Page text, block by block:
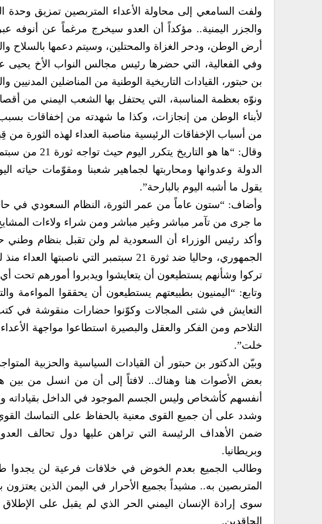
ولفت السامعي إلى محاولة الأعداء المتربصين تمزيق وحدة
والجزر اليمنية.. مؤكداً أن العدو سيخرج مرغماً عن
أرض الوطن، ودحر الغزاة والمحتلين، وسيتم دعمها بالسلاح
وفي الفعالية، التي حضرها رئيس مجالس النواب الأخ يحيى
بن حبتور، القيادات التاريخية الوطنية من المناضلين
لأبناء الوطن من إنجازات، وكذا ما شهدته من إخفاقات
من أسباب الإخفاقات الرئيسية مناصبة العداء لهذه الثورة من
وقال: “ها هو
الدولة وعدوانها ومحاربتها لجماهير شعبنا ومقوّمات
يقول ما أشبه اليوم بالبارحة”.
وأضاف: “ستون عاماً من عمر الثورة، النظام السعودي في
ما جرى من تآمر مباشر وغير مباشر ومن شراء ولاءات المشايخ
وأكد رئيس الوزراء أن السعودية لم ولن تقبل بنظام
الجمهوري، وحاليا ضد ثورة 21 سبتمبر
تركوا وشأنهم يستطيعون أن يتعايشوا ويدبروا أمورهم تحت
وتابع: “اليمنيون بطبيعتهم يستطيعون أن يحققوا المواءمة
التعايش في شتى المجالات وكوّنوا حضارات منقوشة في كتب
التلاحم ومن الفكر والعقل والبصيرة استطاعوا مواجهة
خلت”.
وبيّن الدكتور بن حبتور أن القيادات السياسية والحزبية
بعض الأصوات هنا وهناك.. لافتاً إلى أن من انسل من بين
أنفسهم كأشخاص وليس الجسم الموجود في الداخل بقياداته
وشدد على أن جميع القوى معنية بالحفاظ على التماسك القوي
ضمن الأهداف الرئيسة التي تراهن عليها دول تحالف
وبريطانيا.
وطالب الجميع بعدم الخوض في خلافات فرعية لن يجدوا
المتربصين به.. مشيداً بجميع الأحرار في اليمن الذين
سوى إرادة الإنسان اليمني الحر الذي لم يقبل على
الحاقدين.